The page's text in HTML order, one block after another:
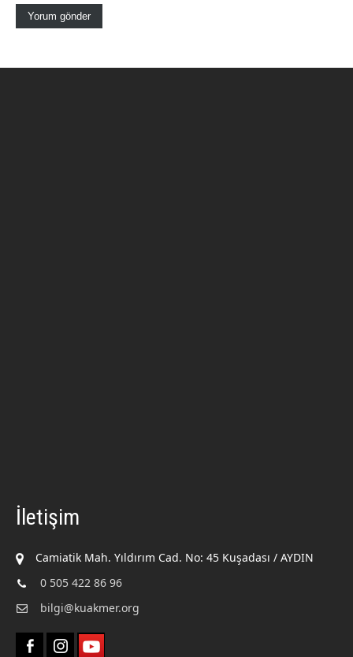
İletişim
Camiatik Mah. Yıldırım Cad. No: 45 Kuşadası / AYDIN
0 505 422 86 96
bilgi@kuakmer.org